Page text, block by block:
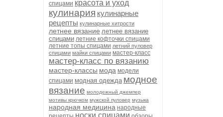
спицами красота и уход
кулинария кулинарные
рецепты кулинарные хитрости
летнее вязание летнее вязание
спицами летние кофточки спицами
летние топы спицами летний пуловер
спицами майки спицами мастер-класс
мастер-класс по вязанию
мастер-классы мода модели
спицами модная одежда модное
вязание молодежный джемпер
мотивы крючком мужской пуловер музыка
народная медицина народные
носки спицами